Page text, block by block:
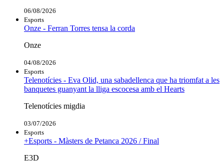
06/08/2026
Esports
Onze - Ferran Torres tensa la corda
Onze
04/08/2026
Esports
Telenotícies - Eva Olid, una sabadellenca que ha triomfat a les
banquetes guanyant la lliga escocesa amb el Hearts
Telenotícies migdia
03/07/2026
Esports
+Esports - Màsters de Petanca 2026 / Final
E3D